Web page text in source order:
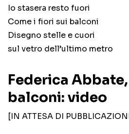
Io stasera resto fuori
Come i fiori sui balconi
Disegno stelle e cuori
sul vetro dell’ultimo metro
Federica
balconi: video
[IN ATTESA DI